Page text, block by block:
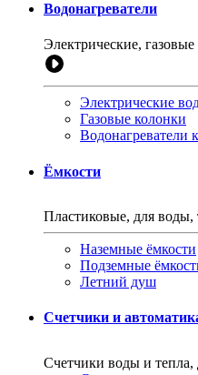
Водонагреватели
Электрические,
Электрические
Газовые колонки
Водонагреватели
Ёмкости
Пластиковые, для
Наземные ёмкости
Подземные
Летний душ
Счетчики и
Счетчики воды и тепла,